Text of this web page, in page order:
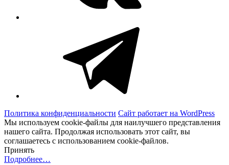
Политика конфиденциальности Сайт работает на WordPress
Мы используем cookie-файлы для наилучшего представления
нашего сайта. Продолжая использовать этот сайт, вы
соглашаетесь с использованием cookie-файлов.
Принять
Подробнее…